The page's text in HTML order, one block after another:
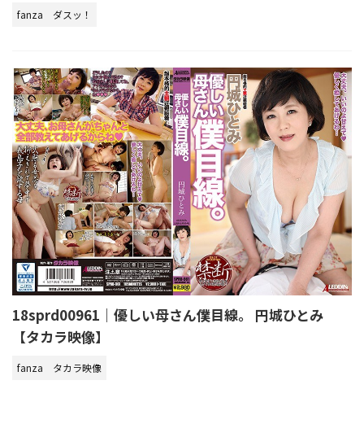
fanza ダスッ！
18sprd00961｜優しい母さん僕目線。 円城ひとみ
【タカラ映像】
fanza タカラ映像